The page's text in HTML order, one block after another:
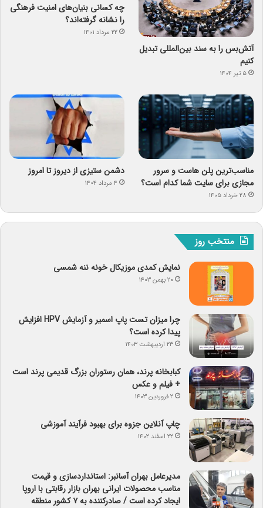
آتش‌بس را به سند بین‌المللی تبدیل
کنیم
۵ تیر ۱۴۰۴
چه کسانی بنیان‌های امنیت فرهنگی
را نشانه گرفته‌اند؟
۲۲ مرداد ۱۴۰۱
مناسب‌ترین پلن هاست و سرور
مجازی برای سایت شما کدام است؟
۲۸ خرداد ۱۴۰۵
دشمن ستیزی از دیروز تا امروز
۴ مرداد ۱۴۰۴
منتخب روز
نمایش کمدی موزیکال خونه ننه شمسی
۲۰ بهمن ۱۴۰۳
چرا میزان تست پاپ اسمیر و آزمایش HPV افزایش
پیدا کرده است؟
۲۳ اردیبهشت ۱۴۰۳
کبابخانه پرند، همان رستوران بزرگ قدیمی پرند است
+ فیلم و عکس
۲ فروردین ۱۴۰۳
چاپ آنلاین جزوه برای بهبود فرآیند آموزشی
۲۲ اسفند ۱۴۰۲
مدیرعامل بهران آسانبر: استانداردسازی و قیمت
مناسب محصولات ایرانی بهران بازار رقابتی با اروپا
ایجاد کرده است / صادرکننده به ۷ کشور منطقه